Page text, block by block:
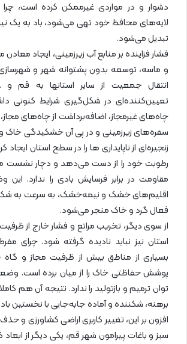
دشوار و در مواردی غیرممکن کرده است،
لایه‌های محافظ خود تهی می‌شود، باد به یک
تبدیل می‌شود.
فشار فزاینده بر منابع آب زیرزمینی، ایجاد
و ماسه، توسعه بدون پشتوانه شهر و
انتقال جمعیت از سایر استانها به
تعیین‌کننده‌ای در شکل‌گیری شرایط کنونی
چاه‌های غیرمجاز، اضافه‌برداشت از چاه‌های
سفره‌های زیرزمینی و در پی آن خشکیدگی خاک
زنجیره‌ای از ناپایداری ها را در سطح استان
رطوبت خود را از دست می‌دهد و دچار نشست
مقاومت در برابر فرسایش بادی را ندارد. این
اقلیم‌های خشک و نیمه‌خشک، به سرعت به
فعال گرد و خاک منجر می‌شود.
از سوی دیگر، تخریب مراتع و فشار خارج از
استان نیز نباید نادیده گرفته شود. چرا‌ی
بسیاری از مناطق بیش از ظرفیت مجاز و گاه
پوشش حفاظتی خاک را از میان برده است.
توان ترمیم و بازتولید را ندارد. نتیجه آن هم
برهنه، شکننده و آماده جابه‌جایی با نخستین
افزون بر این، تغییر کاربری اراضی کشاورزی و
سبز و باغات پیرامون شهر قم، یکی دیگر از